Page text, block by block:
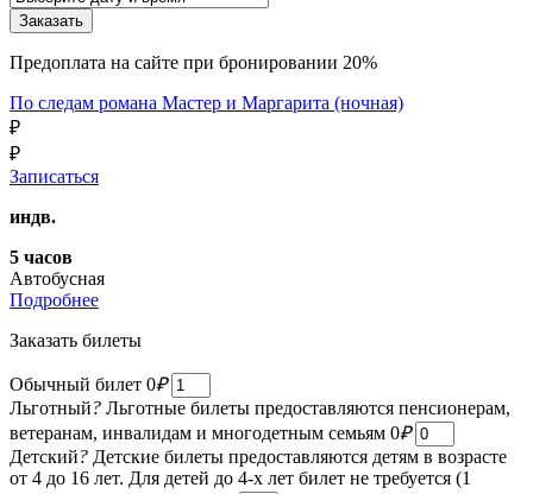
Предоплата на сайте при бронировании 20%
По следам романа Мастер и Маргарита (ночная)
₽
₽
Записаться
индв.
5 часов
Автобусная
Подробнее
Заказать билеты
Обычный билет 0₽
Льготный? Льготные билеты предоставляются пенсионерам,
ветеранам, инвалидам и многодетным семьям 0₽
Детский? Детские билеты предоставляются детям в возрасте
от 4 до 16 лет. Для детей до 4-х лет билет не требуется (1